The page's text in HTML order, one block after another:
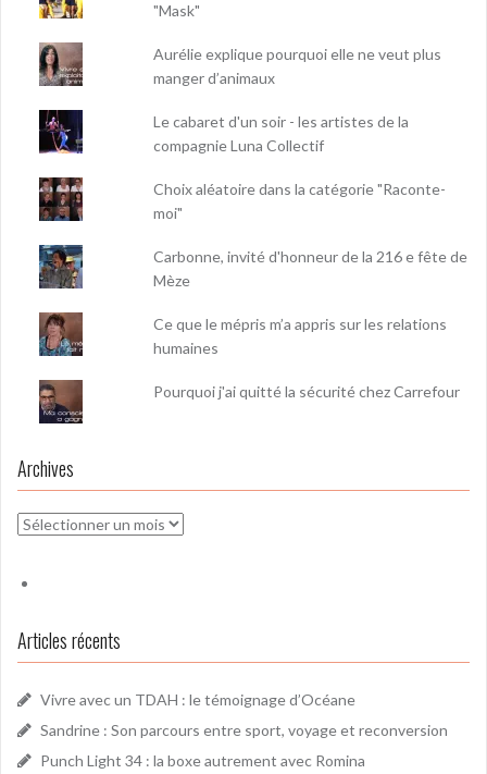
"Mask"
Aurélie explique pourquoi elle ne veut plus
manger d’animaux
Le cabaret d'un soir - les artistes de la
compagnie Luna Collectif
Choix aléatoire dans la catégorie "Raconte-
moi"
Carbonne, invité d'honneur de la 216 e fête de
Mèze
Ce que le mépris m’a appris sur les relations
humaines
Pourquoi j'ai quitté la sécurité chez Carrefour
Archives
Archives
Articles récents
Vivre avec un TDAH : le témoignage d’Océane
Sandrine : Son parcours entre sport, voyage et reconversion
Punch Light 34 : la boxe autrement avec Romina